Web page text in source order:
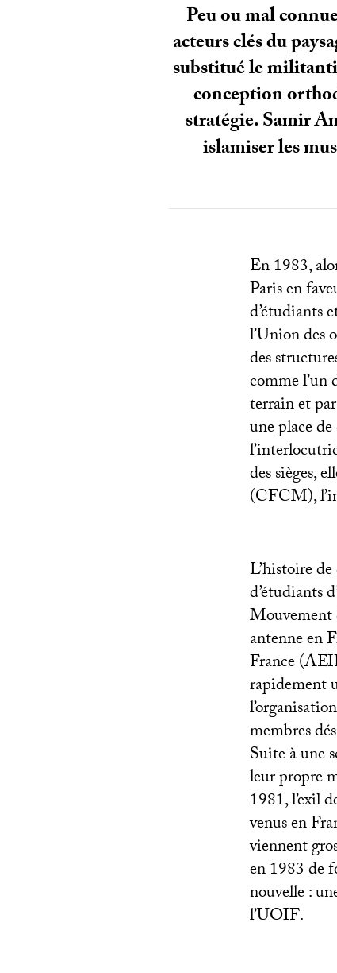
Peu ou mal
acteurs clés du
substitué le
conception
stratégie. Samir
islamiser les
En 1983,
Paris en
d’étudiants
l’Union des
des
comme l’un
terrain et
une place
des sièges,
(CFCM),
L’histoire
d’étudiants
Mouvement
antenne en
France (
rapidement
membres
Suite à une
leur propre
1981, l’exil
venus en
viennent
en 1983 de
nouvelle :
l’UOIF.